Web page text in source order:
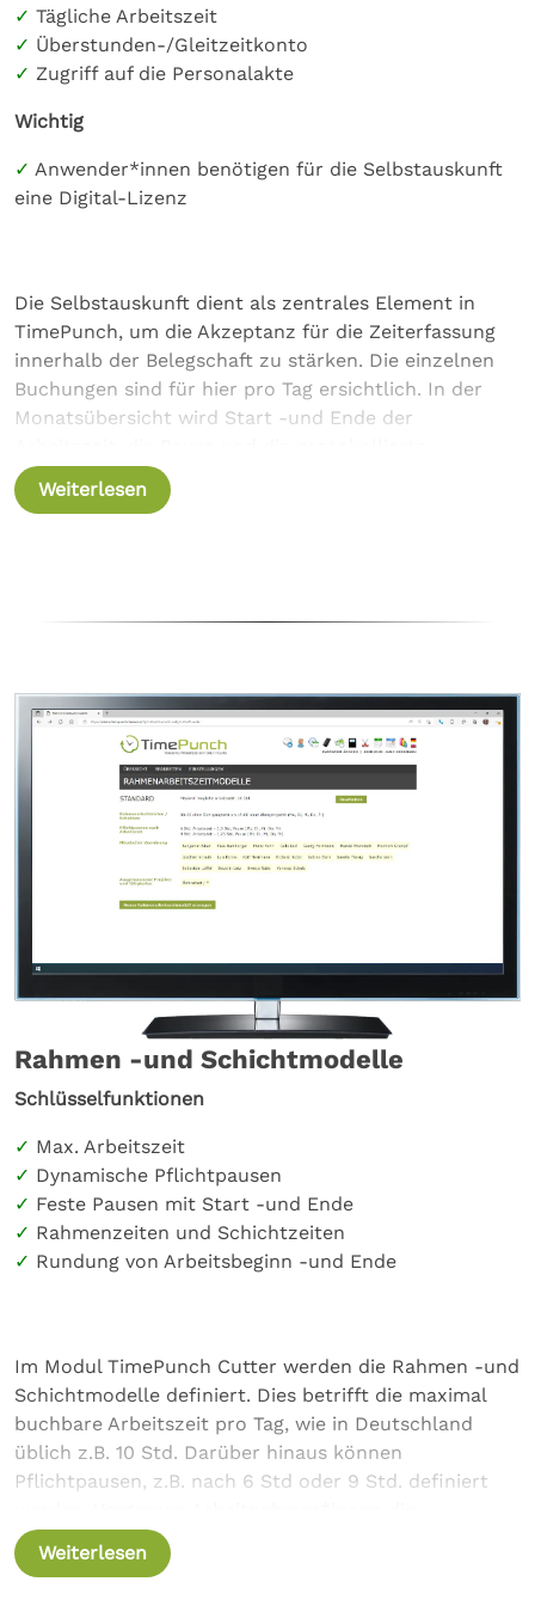
werden soll, können Mitarbeitende einen
Stornoantrag stellen. Auch dieser muss dann von den
hinterlegten Genehmigern freigegeben werden.
Alternativ dazu kann das Personalmanagement den
Urlaub jederzeit ohne Freigabeprozess stornieren.
Tägliche Arbeitszeit
Überstunden-/Gleitzeitkonto
Zugriff auf die Personalakte
Wichtig
Anwender*innen benötigen für die Selbstauskunft
eine Digital-Lizenz
Die Selbstauskunft dient als zentrales Element in
TimePunch, um die Akzeptanz für die Zeiterfassung
innerhalb der Belegschaft zu stärken. Die einzelnen
Buchungen sind für hier pro Tag ersichtlich. In der
Monatsübersicht wird Start -und Ende der
Arbeitszeit angezeigt. Außerdem können die
Entwicklung des Gleitzeitkontos und die daraus
Gehaltsabrechnungen digital einsehen. Zudem werden
sie per Mail pro-aktiv informiert, wenn neue
Dokumente in der Personalakte zur Verfügung stehen.
Weiterlesen
Rahmen -und Schichtmodelle
Schlüsselfunktionen
Max. Arbeitszeit
Dynamische Pflichtpausen
Feste Pausen mit Start -und Ende
Rahmenzeiten und Schichtzeiten
Rundung von Arbeitsbeginn -und Ende
Im Modul TimePunch Cutter werden die Rahmen -und
Schichtmodelle definiert. Dies betrifft die maximal
buchbare Arbeitszeit pro Tag, wie in Deutschland
üblich z.B. 10 Std. Darüber hinaus können
Pflichtpausen, z.B. nach 6 Std oder 9 Std. definiert
Pflichtpause zu stempeln, dann wird die genommene
Pause automatisch auf die Mindestpausenlänge
Weiterlesen